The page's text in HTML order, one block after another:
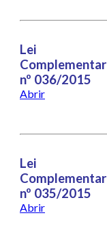
Lei
Complementar
nº 036/2015
Abrir
Lei
Complementar
nº 035/2015
Abrir